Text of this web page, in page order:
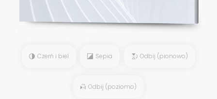
Czerń i biel Sepia Odbij (pionowo)
Odbij (poziomo)